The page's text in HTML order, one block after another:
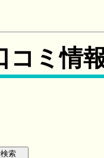
コミ情